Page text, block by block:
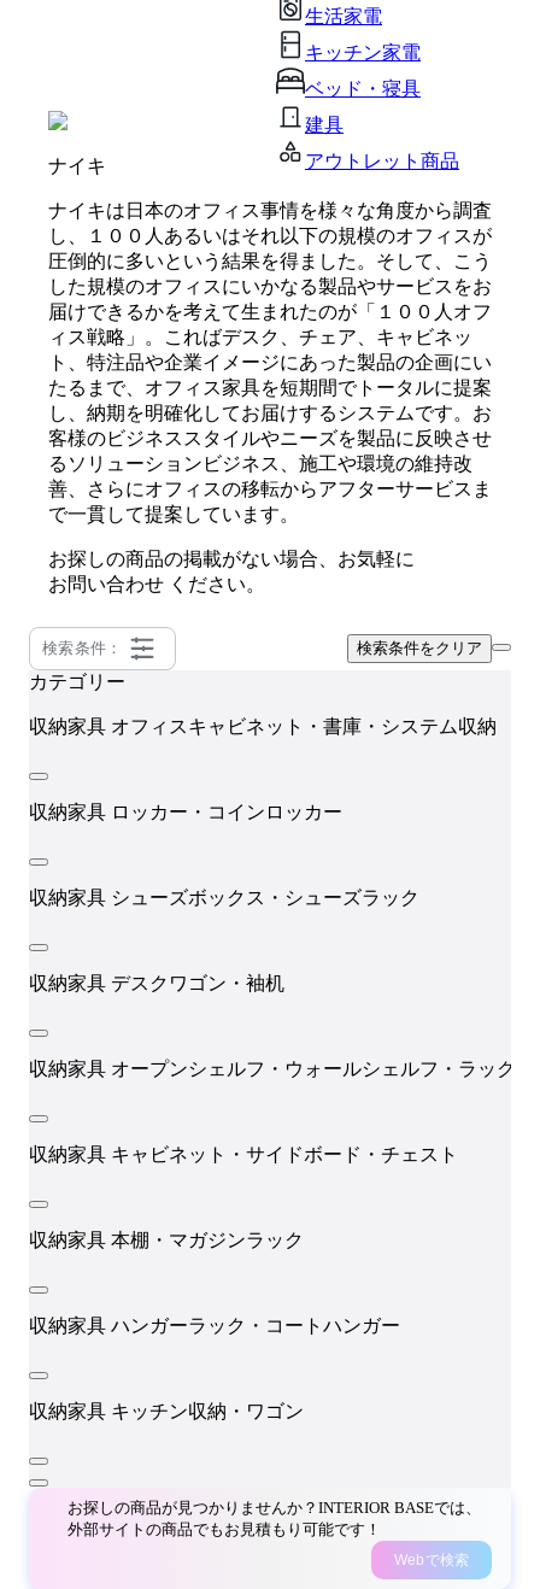
生活家電
キッチン家電
ベッド・寝具
建具
アウトレット商品
ナイキ
ナイキは日本のオフィス事情を様々な角度から調査
し、１００人あるいはそれ以下の規模のオフィスが
圧倒的に多いという結果を得ました。そして、こう
した規模のオフィスにいかなる製品やサービスをお
届けできるかを考えて生まれたのが「１００人オフ
ィス戦略」。こればデスク、チェア、キャビネッ
ト、特注品や企業イメージにあった製品の企画にい
たるまで、オフィス家具を短期間でトータルに提案
し、納期を明確化してお届けするシステムです。お
客様のビジネススタイルやニーズを製品に反映させ
るソリューションビジネス、施工や環境の維持改
善、さらにオフィスの移転からアフターサービスま
で一貫して提案しています。
お探しの商品の掲載がない場合、お気軽に
お問い合わせ ください。
検索条件： 検索条件をクリア
カテゴリー
収納家具 オフィスキャビネット・書庫・システム収納
収納家具 ロッカー・コインロッカー
収納家具 シューズボックス・シューズラック
収納家具 デスクワゴン・袖机
収納家具 オープンシェルフ・ウォールシェルフ・ラック
収納家具 キャビネット・サイドボード・チェスト
収納家具 本棚・マガジンラック
収納家具 ハンガーラック・コートハンガー
収納家具 キッチン収納・ワゴン
お探しの商品が見つかりませんか？INTERIOR BASEでは、
外部サイトの商品でもお見積もり可能です！
Webで検索